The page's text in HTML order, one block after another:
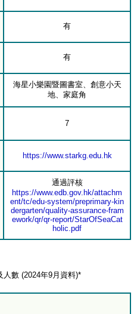
有
有
海星小樂園暨圖書室、創意小天
地、家庭角
7
https://www.starkg.edu.hk
通過評核
https://www.edb.gov.hk/attachm
ent/tc/edu-system/preprimary-kin
dergarten/quality-assurance-fram
ework/qr/qr-report/StarOfSeaCat
holic.pdf
人數 (2024年9月資料)*